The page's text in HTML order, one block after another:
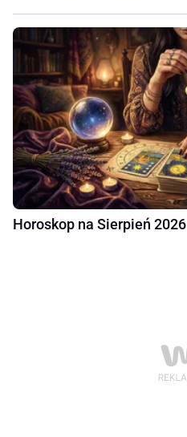
Horoskop na Sierpień 2026